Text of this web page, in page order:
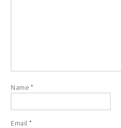
Name *
Email*